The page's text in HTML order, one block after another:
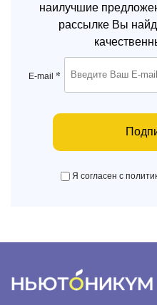
наилучшие
рассылке Вы
E-mail *
Я согласен с